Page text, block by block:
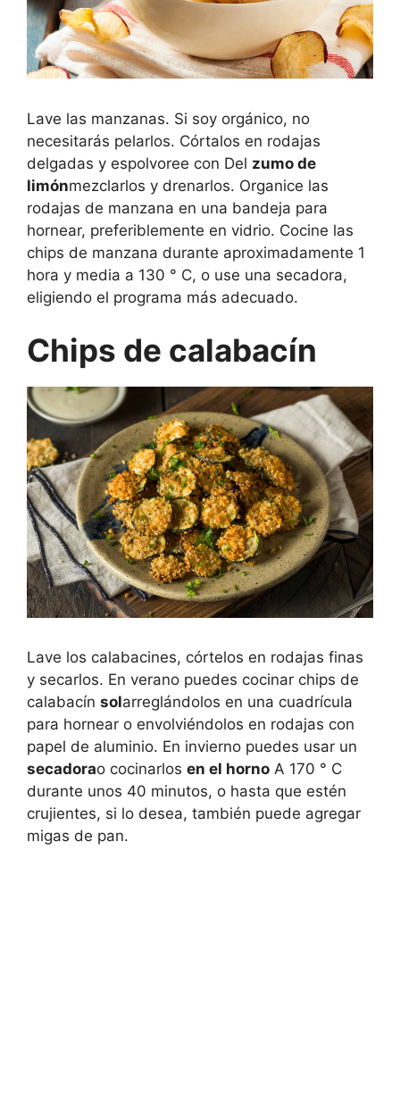
Lave las manzanas. Si soy orgánico, no
necesitarás pelarlos. Córtalos en rodajas
delgadas y espolvoree con Del zumo de
limónmezclarlos y drenarlos. Organice las
rodajas de manzana en una bandeja para
hornear, preferiblemente en vidrio. Cocine las
chips de manzana durante aproximadamente 1
hora y media a 130 ° C, o use una secadora,
eligiendo el programa más adecuado.
Chips de calabacín
Lave los calabacines, córtelos en rodajas finas
y secarlos. En verano puedes cocinar chips de
calabacín solarreglándolos en una cuadrícula
para hornear o envolviéndolos en rodajas con
papel de aluminio. En invierno puedes usar un
secadorao cocinarlos en el horno A 170 ° C
durante unos 40 minutos, o hasta que estén
crujientes, si lo desea, también puede agregar
migas de pan.